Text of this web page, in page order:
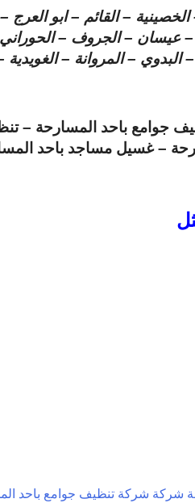
– القائم – ابو العرج
– عيسان – الجروف –
البدوي – المروانة –
باحد المسارحة –
– غسيل مساجد باحد
شركة شركة تنظيف جوامع باحد